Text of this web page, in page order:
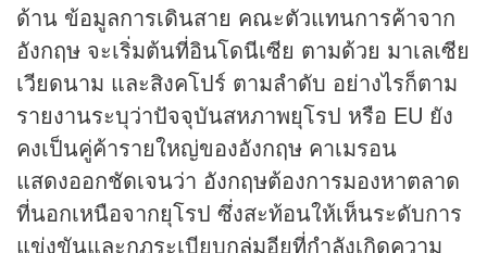
ด้าน ข้อมูลการเดินสาย คณะตัวแทนการค้าจาก
อังกฤษ จะเริ่มต้นที่อินโดนีเซีย ตามด้วย มาเลเซีย
เวียดนาม และสิงคโปร์ ตามลำดับ อย่างไรก็ตาม
รายงานระบุว่าปัจจุบันสหภาพยุโรป หรือ EU ยัง
คงเป็นคู่ค้ารายใหญ่ของอังกฤษ คาเมรอน
แสดงออกชัดเจนว่า อังกฤษต้องการมองหาตลาด
ที่นอกเหนือจากยุโรป ซึ่งสะท้อนให้เห็นระดับการ
แข่งขันและกฎระเบียบกลุ่มอียูที่กำลังเกิดความ